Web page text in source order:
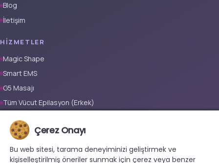
Blog
İletişim
HIZMETLER
Magic Shape
Smart EMS
G5 Masajı
Tüm Vücut Epilasyon (Erkek)
Protez Tırnak
İLETIŞIM
Çerez Onayı
Bu web sitesi, tarama deneyiminizi geliştirmek ve
kişiselleştirilmiş öneriler sunmak için çerez veya benzer